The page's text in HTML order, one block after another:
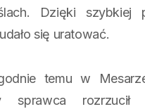
Dzięki szybkiej
się uratować.
temu w
sprawca rozrzucił